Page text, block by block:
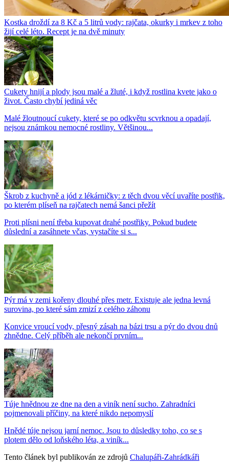
Kostka droždí za 8 Kč a 5 litrů vody: rajčata, okurky i mrkev z toho
žijí celé léto. Recept je na dvě minuty
Cukety hnijí a plody jsou malé a žluté, i když rostlina kvete jako o
život. Často chybí jediná věc
Malé žloutnoucí cukety, které se po odkvětu scvrknou a opadají,
nejsou známkou nemocné rostliny. Většinou...
Škrob z kuchyně a jód z lékárničky: z těch dvou věcí uvaříte postřik,
po kterém plíseň na rajčatech nemá šanci přežít
Proti plísni není třeba kupovat drahé postřiky. Pokud budete
důslední a zasáhnete včas, vystačíte si s...
Pýr má v zemi kořeny dlouhé přes metr. Existuje ale jedna levná
surovina, po které sám zmizí z celého záhonu
Konvice vroucí vody, přesný zásah na bázi trsu a pýr do dvou dnů
zhnědne. Celý příběh ale nekončí prvním...
Túje hnědnou ze dne na den a viník není sucho. Zahradníci
pojmenovali příčiny, na které nikdo nepomyslí
Hnědé túje nejsou jarní nemoc. Jsou to důsledky toho, co se s
plotem dělo od loňského léta, a viník...
Tento článek byl publikován ze zdrojů Chalupáři-Zahrádkáři